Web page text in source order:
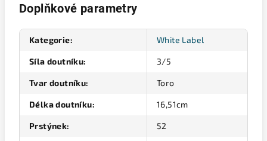
Doplňkové parametry
Kategorie: White Label
Síla doutníku: 3/5
Tvar doutníku: Toro
Délka doutníku: 16,51cm
Prstýnek: 52